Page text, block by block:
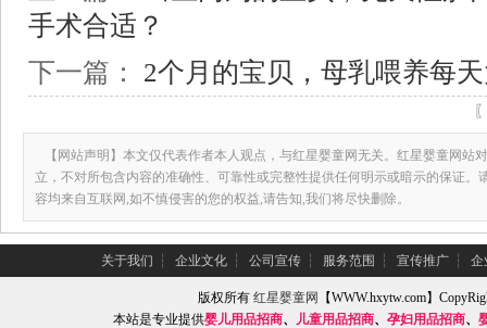
手术合适？
下一篇： 2个月的宝贝，母乳喂养每
【网站声明】本文仅代表作者本人观点，与红星婴童网无关。红星婴童网站
立，不对所包含内容的准确性、可靠性或完整性提供任何明示或暗示的保证。
容均来自互联网,如不慎侵害的您的权益,请告知,我们将尽快删除。
关于我们 ┆ 企业文化 ┆ 公司宣传 ┆ 服务范围 ┆ 宣传推广 ┆ 企
版权所有红星婴童网
【WWW.hxytw.com】
本站是专业提供婴儿用品招商、 儿童用品招商、 孕妇用品招商、